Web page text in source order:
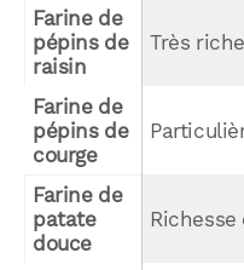
Farine de
pépins de
raisin
Très
Farine de
pépins de
courge
Farine de
patate
douce